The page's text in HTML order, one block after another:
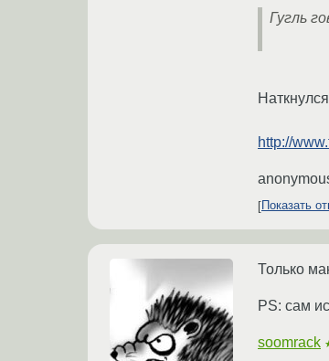
Гугль
http://
Показать
Только
PS: сам
soomrack